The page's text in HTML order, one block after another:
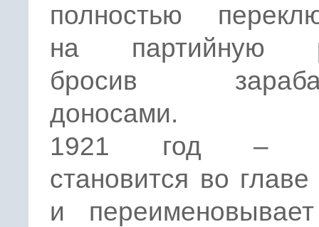
полностью
на партийную
бросив
доносами.
1921 год –
становится во
и